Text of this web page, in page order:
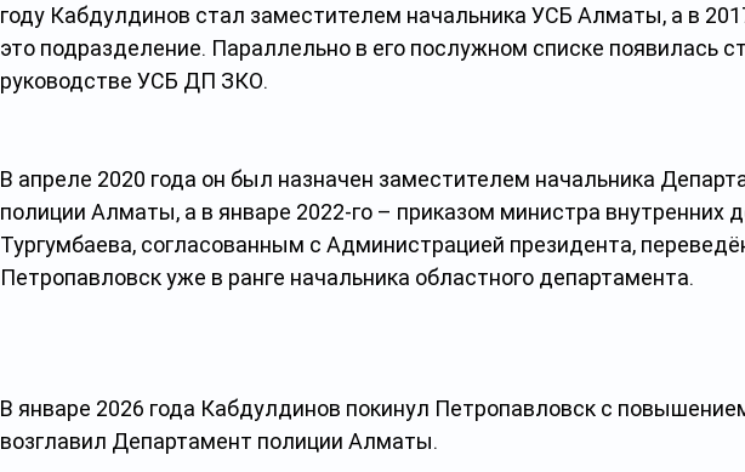
году Кабдулдинов стал заместителем начальника УСБ Алматы, а в
это подразделение. Параллельно в его послужном списке появилась
руководстве УСБ ДП ЗКО.
В апреле 2020 года он был назначен заместителем начальника
полиции Алматы, а в январе 2022-го – приказом министра внутренних
Тургумбаева, согласованным с Администрацией президента,
Петропавловск уже в ранге начальника областного департамента.
В январе 2026 года Кабдулдинов покинул Петропавловск с
возглавил Департамент полиции Алматы.